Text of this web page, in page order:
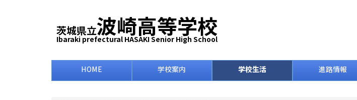
茨城県立波崎高等学校
Ibaraki prefectural HASAKI Senior High School
HOME 学校案内 学校生活 進路情報